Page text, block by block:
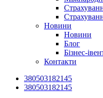
Новини
Новини
Блог
Бізнес-
Контакти
380503182145
380503182145